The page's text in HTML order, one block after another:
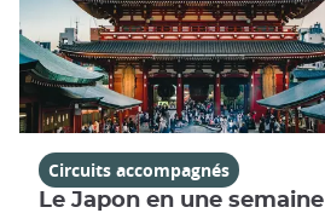
Circuits accompagnés
Le Japon en une semaine